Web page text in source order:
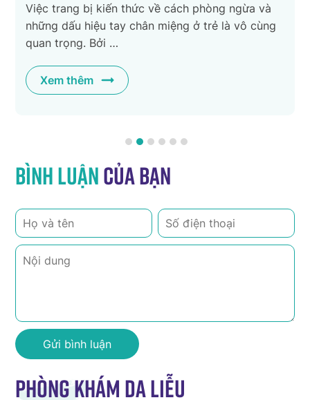
Việc trang bị kiến thức về cách phòng ngừa và
những dấu hiệu tay chân miệng ở trẻ là vô cùng
quan trọng. Bởi …
Xem thêm
Bình luậncủa bạn
Phòng khám da liễu